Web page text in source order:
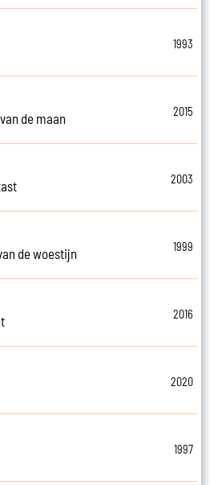
1993
de maan
2015
2003
de woestijn
1999
2016
2020
1997